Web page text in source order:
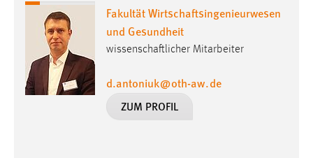
Fakultät Wirtschaftsingenieurwesen
und Gesundheit
wissenschaftlicher Mitarbeiter
d.antoniuk@oth-aw.de
ZUM PROFIL